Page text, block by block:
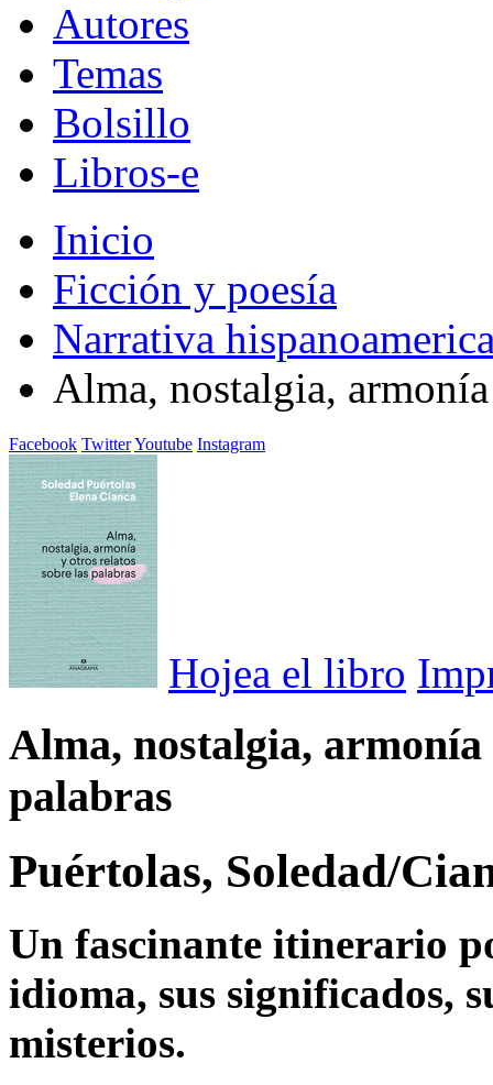
Autores
Temas
Bolsillo
Libros-e
Inicio
Ficción y poesía
Narrativa
Alma, nostalgia,
Facebook TwitterYoutube Instagram
Hojea el libro
Alma, nostalgia,
palabras
Puértolas, Soledad/
Un fascinante itinerario
idioma, sus significados,
misterios.